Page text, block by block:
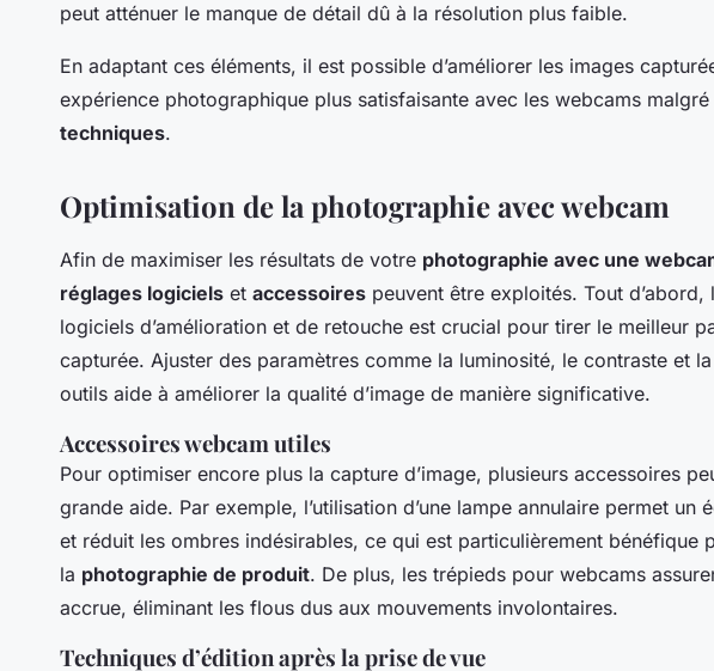
peut atténuer le manque de détail dû à la résolution plus faible.
En adaptant ces éléments, il est possible d’améliorer les images
expérience photographique plus satisfaisante avec les webcams malgré
techniques.
Optimisation de la photographie avec webcam
Afin de maximiser les résultats de votre photographie avec une
réglages logiciels et accessoires peuvent être exploités. Tout d’abord,
logiciels d’amélioration et de retouche est crucial pour tirer le meilleur
capturée. Ajuster des paramètres comme la luminosité, le contraste et
outils aide à améliorer la qualité d’image de manière significative.
Accessoires webcam utiles
Pour optimiser encore plus la capture d’image, plusieurs accessoires
grande aide. Par exemple, l’utilisation d’une lampe annulaire permet un
et réduit les ombres indésirables, ce qui est particulièrement bénéfique
la photographie de produit. De plus, les trépieds pour webcams
accrue, éliminant les flous dus aux mouvements involontaires.
Techniques d’édition après la prise de vue